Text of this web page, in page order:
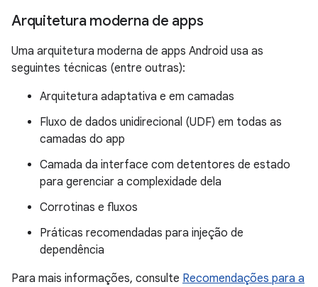
Arquitetura moderna de apps
Uma arquitetura moderna de apps Android usa as
seguintes técnicas (entre outras):
Arquitetura adaptativa e em camadas
Fluxo de dados unidirecional (UDF) em todas as
camadas do app
Camada da interface com detentores de estado
para gerenciar a complexidade dela
Corrotinas e fluxos
Práticas recomendadas para injeção de
dependência
Para mais informações, consulte Recomendações para a